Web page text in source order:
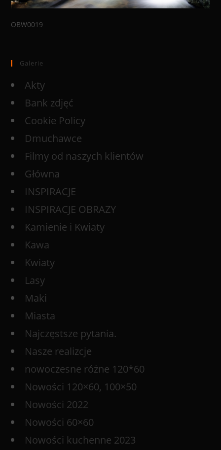
OBW0019
Galerie
Akty
Bank zdjęć
Cookie Policy
Dmuchawce
Filmy od naszych klientów
Główna
INSPIRACJE
INSPIRACJE OBRAZY
Kamienie i Kwiaty
Kawa
Kwiaty
Lasy
Maki
Miasta
Najczęstsze pytania.
Nasze realizcje
nowoczesne różne 120*60
Nowości 120×60, 100×50
Nowości 2022
Nowości 60×60
Nowości kuchenne 2023